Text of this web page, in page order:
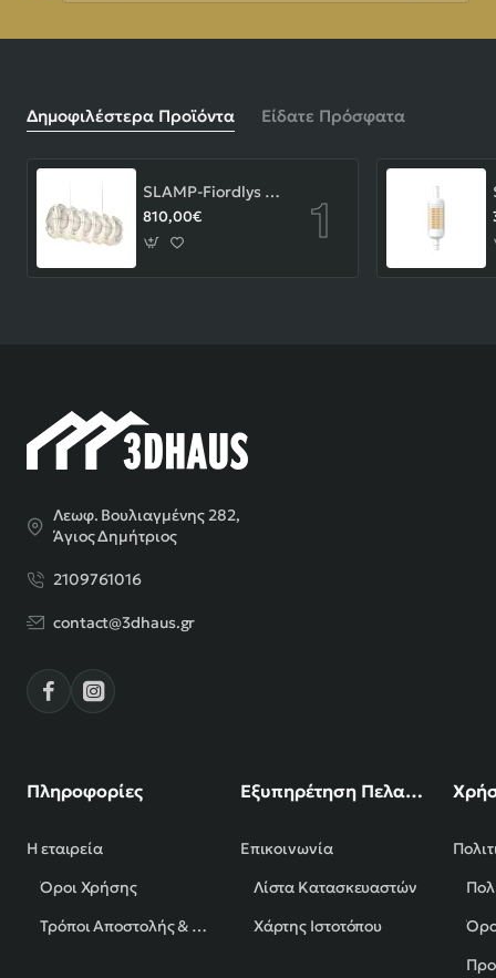
Δημοφιλέστερα Προϊόντα Είδατε Πρόσφατα
SLAMP-Fiordlys Linear Φωτιστικό Κρεμαστό 90x26x33cm White ΚΩΔ.-FRDSXXLWHT01T00LINEU
810,00€
Λεωφ. Βουλιαγμένης 282,
Άγιος Δημήτριος
2109761016
contact@3dhaus.gr
Πληροφορίες
Η εταιρεία
Όροι Χρήσης
Τρόποι Αποστολής & Πληρωμής
Εξυπηρέτηση Πελατών
Επικοινωνία
Λίστα Κατασκευαστών
Χάρτης Ιστοτόπου